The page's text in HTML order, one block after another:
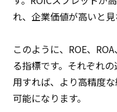
れ、企業価値が高いと見
このように、ROE、
る指標です。それぞれ
用すれば、より高精度
可能になります。